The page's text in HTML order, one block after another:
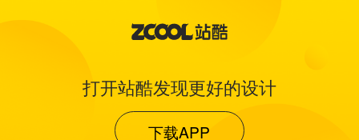
打开站酷发现更好的设计
下载APP